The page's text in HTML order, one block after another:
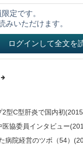
定です。
みいただけます。
ログインして全文を
型C型肝炎で国内初
協委員インタビュー
病院経営のツボ（54）